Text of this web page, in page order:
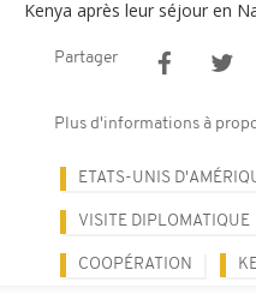
Kenya après leur séjour en
Partager
Plus d'informations à
ETATS-UNIS
VISITE DIPLOMATIQUE
COOPÉRATION